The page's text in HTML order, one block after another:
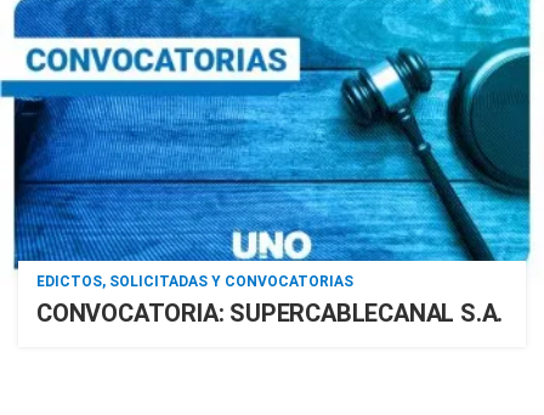
EDICTOS, SOLICITADAS Y CONVOCATORIAS
CONVOCATORIA: SUPERCABLECANAL S.A.